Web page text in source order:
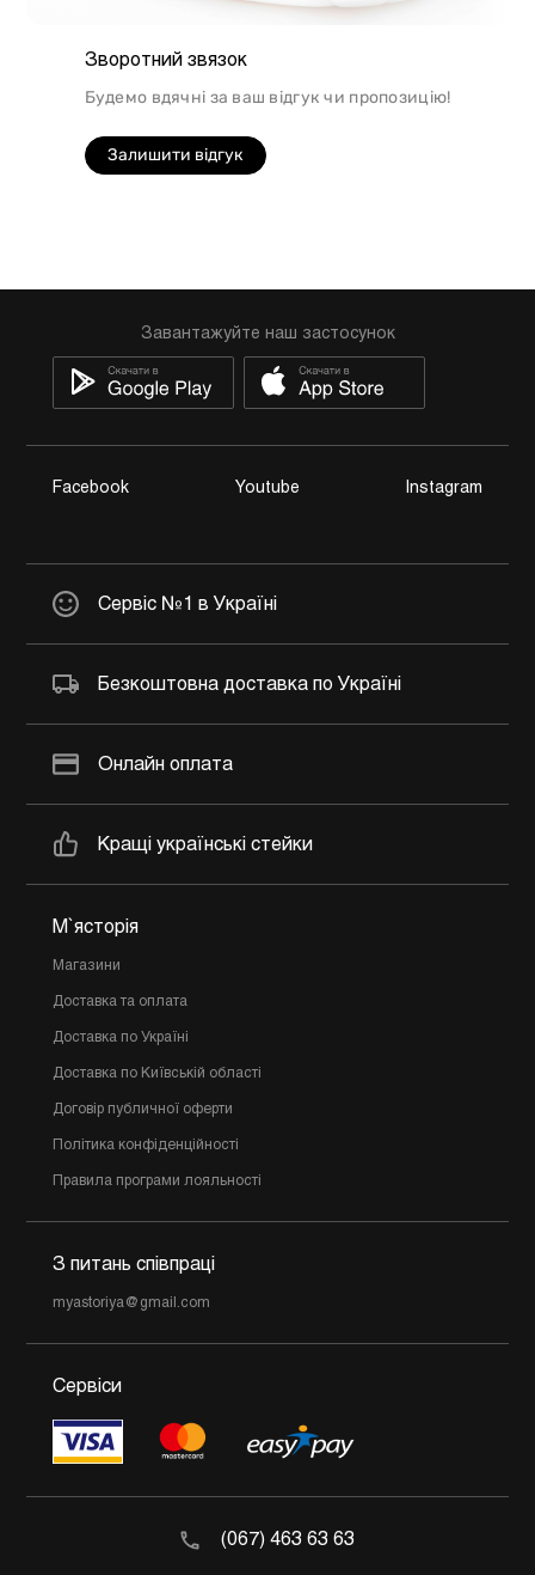
Зворотний звязок
Будемо вдячні за ваш відгук чи пропозицію!
Залишити відгук
Завантажуйте наш застосунок
Facebook Youtube Instagram
Сервіс №1 в Україні
Безкоштовна доставка по Україні
Онлайн оплата
Кращі українські стейки
М`ясторія
Магазини
Доставка та оплата
Доставка по Україні
Доставка по Київській області
Договір публичної оферти
Політика конфіденційності
Правила програми лояльності
З питань співпраці
myastoriya@gmail.com
Сервіси
(067) 463 63 63